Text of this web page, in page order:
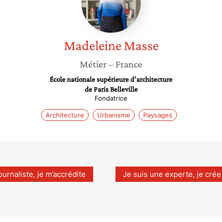
Madeleine Masse
Métier– France
École nationale supérieure d’architecture
de Paris Belleville
Fondatrice
Architecture Urbanisme Paysages
je m’accrédite Je suis une experte, je